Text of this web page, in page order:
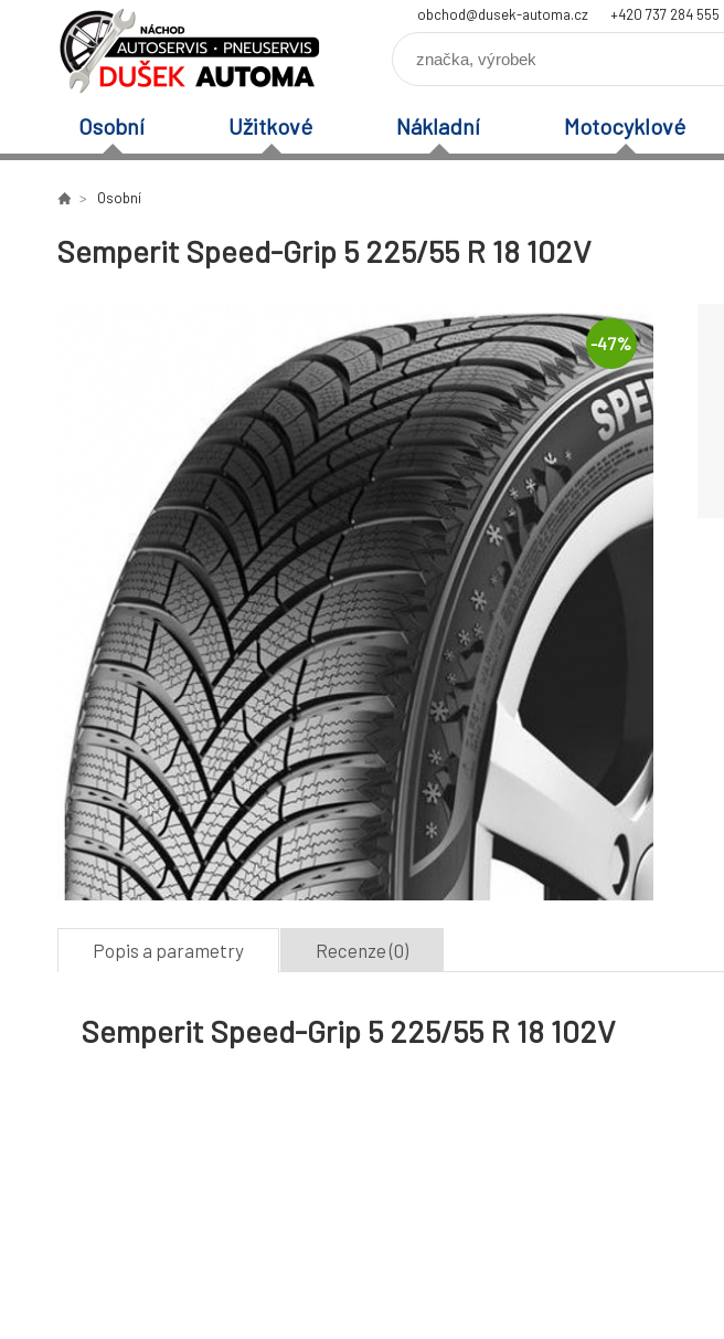
obchod@dusek-automa.cz +420 737 284 555
Osobní Užitkové Nákladní Motocyklové
Osobní
Semperit Speed-Grip 5 225/55 R 18 102V
-47%
Popis a parametry Recenze (0)
Semperit Speed-Grip 5 225/55 R 18 102V